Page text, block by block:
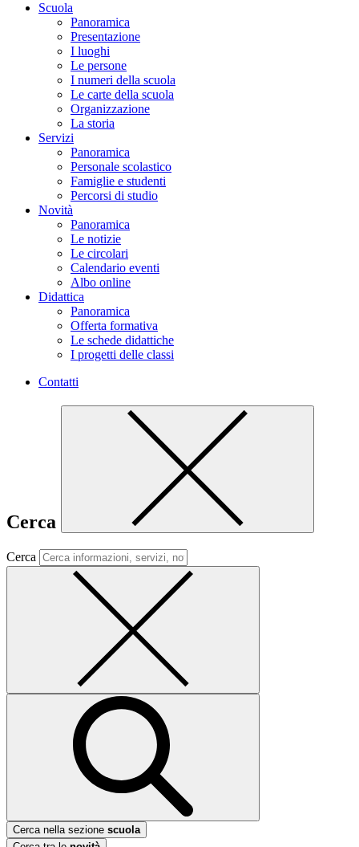
Scuola
Panoramica
Presentazione
I luoghi
Le persone
I numeri della scuola
Le carte della scuola
Organizzazione
La storia
Servizi
Panoramica
Personale scolastico
Famiglie e studenti
Percorsi di studio
Novità
Panoramica
Le notizie
Le circolari
Calendario eventi
Albo online
Didattica
Panoramica
Offerta formativa
Le schede didattiche
I progetti delle classi
Contatti
Cerca
Cerca
Cerca nella sezione scuola